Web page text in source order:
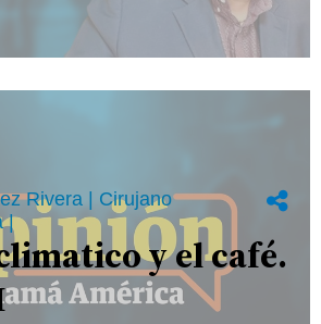
Rivera | Cirujano
|
y el café.